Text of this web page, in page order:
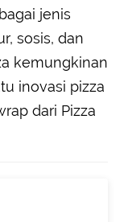
jenis
sosis, dan
kemungkinan
inovasi pizza
dari Pizza